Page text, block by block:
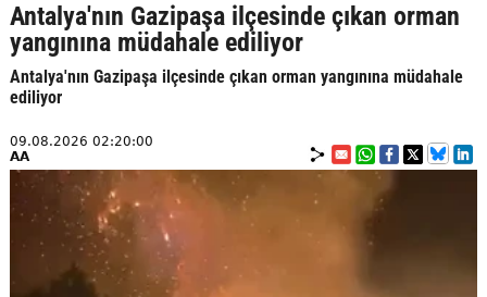
Antalya'nın Gazipaşa ilçesinde çıkan orman
yangınına müdahale ediliyor
Antalya'nın Gazipaşa ilçesinde çıkan orman yangınına müdahale
ediliyor
09.08.2026 02:20:00
AA